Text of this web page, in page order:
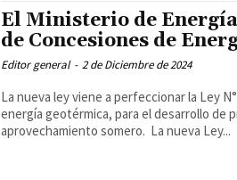
El Ministerio de
de Concesiones de
Editor general - 2 de Diciembre de 2024
La nueva ley viene a perfeccionar la Ley
energía geotérmica, para el desarrollo de
aprovechamiento somero. La nueva Ley...